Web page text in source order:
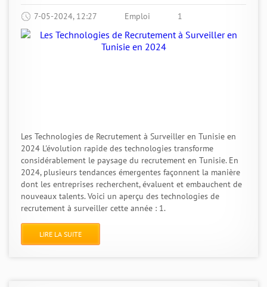
7-05-2024, 12:27 Emploi 1
Les Technologies de Recrutement à Surveiller en Tunisie en
2024 L'évolution rapide des technologies transforme
considérablement le paysage du recrutement en Tunisie. En
2024, plusieurs tendances émergentes façonnent la manière
dont les entreprises recherchent, évaluent et embauchent de
nouveaux talents. Voici un aperçu des technologies de
recrutement à surveiller cette année : 1.
LIRE LA SUITE